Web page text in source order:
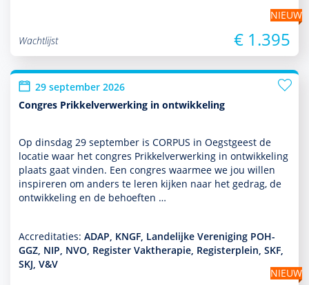
NIEUW
Wachtlijst
€ 1.395
29 september 2026
Congres Prikkelverwerking in ontwikkeling
Op dins­dag 29 september is CORPUS in Oegstgeest de
locatie waar het congres Prikkelverwerking in ont­wikke­ling
plaats gaat vinden. Een congres waarmee we jou willen
inspireren om anders te leren kijken naar het gedrag, de
ont­wikke­ling en de behoeften …
Accreditaties: ADAP, KNGF, Landelijke Vereniging POH-
GGZ, NIP, NVO, Register Vaktherapie, Registerplein, SKF,
SKJ, V&V
NIEUW